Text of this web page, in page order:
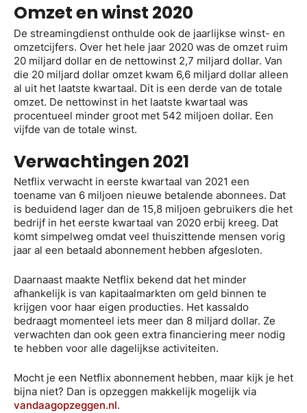
Omzet en winst 2020
De streamingdienst onthulde ook de jaarlijkse winst- en
omzetcijfers. Over het hele jaar 2020 was de omzet ruim
20 miljard dollar en de nettowinst 2,7 miljard dollar. Van
die 20 miljard dollar omzet kwam 6,6 miljard dollar alleen
al uit het laatste kwartaal. Dit is een derde van de totale
omzet. De nettowinst in het laatste kwartaal was
procentueel minder groot met 542 miljoen dollar. Een
vijfde van de totale winst.
Verwachtingen 2021
Netflix verwacht in eerste kwartaal van 2021 een
toename van 6 miljoen nieuwe betalende abonnees. Dat
is beduidend lager dan de 15,8 miljoen gebruikers die het
bedrijf in het eerste kwartaal van 2020 erbij kreeg. Dat
komt simpelweg omdat veel thuiszittende mensen vorig
jaar al een betaald abonnement hebben afgesloten.
Daarnaast maakte Netflix bekend dat het minder
afhankelijk is van kapitaalmarkten om geld binnen te
krijgen voor haar eigen producties. Het kassaldo
bedraagt momenteel iets meer dan 8 miljard dollar. Ze
verwachten dan ook geen extra financiering meer nodig
te hebben voor alle dagelijkse activiteiten.
Mocht je een Netflix abonnement hebben, maar kijk je het
bijna niet? Dan is opzeggen makkelijk mogelijk via
vandaagopzeggen.nl.